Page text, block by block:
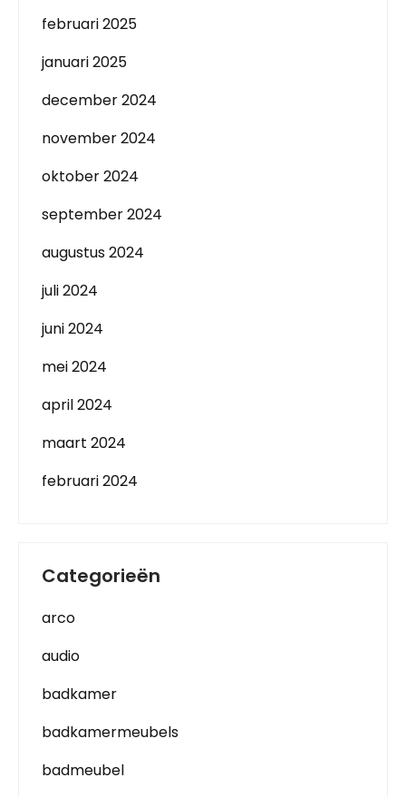
februari 2025
januari 2025
december 2024
november 2024
oktober 2024
september 2024
augustus 2024
juli 2024
juni 2024
mei 2024
april 2024
maart 2024
februari 2024
Categorieën
arco
audio
badkamer
badkamermeubels
badmeubel